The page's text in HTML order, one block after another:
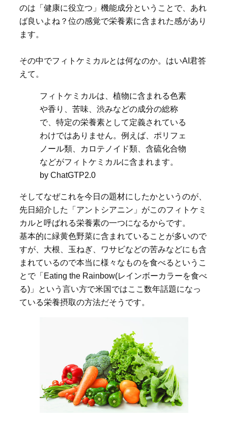
のは「健康に役立つ」機能成分ということで、あれ
ば良いよね？位の感覚で栄養素に含まれた感があり
ます。
その中でフィトケミカルとは何なのか。はいAI君答
えて。
フィトケミカルは、植物に含まれる色素
や香り、苦味、渋みなどの成分の総称
で、特定の栄養素として定義されている
わけではありません。例えば、ポリフェ
ノール類、カロテノイド類、含硫化合物
などがフィトケミカルに含まれます。
by ChatGTP2.0
そしてなぜこれを今日の題材にしたかというのが、
先日紹介した「アントシアニン」がこのフィトケミ
カルと呼ばれる栄養素の一つになるからです。
基本的に緑黄色野菜に含まれていることが多いので
すが、大根、玉ねぎ、ワサビなどの苦みなどにも含
まれているので本当に様々なものを食べるというこ
とで「Eating the Rainbow(レインボーカラーを食べ
る)」という言い方で米国ではここ数年話題になっ
ている栄養摂取の方法だそうです。